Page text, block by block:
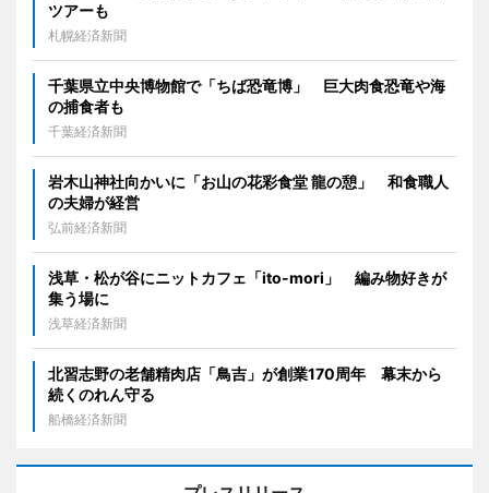
ツアーも
札幌経済新聞
千葉県立中央博物館で「ちば恐竜博」 巨大肉食恐竜や海
の捕食者も
千葉経済新聞
岩木山神社向かいに「お山の花彩食堂 龍の憩」 和食職人
の夫婦が経営
弘前経済新聞
浅草・松が谷にニットカフェ「ito-mori」 編み物好きが
集う場に
浅草経済新聞
北習志野の老舗精肉店「鳥吉」が創業170周年 幕末から
続くのれん守る
船橋経済新聞